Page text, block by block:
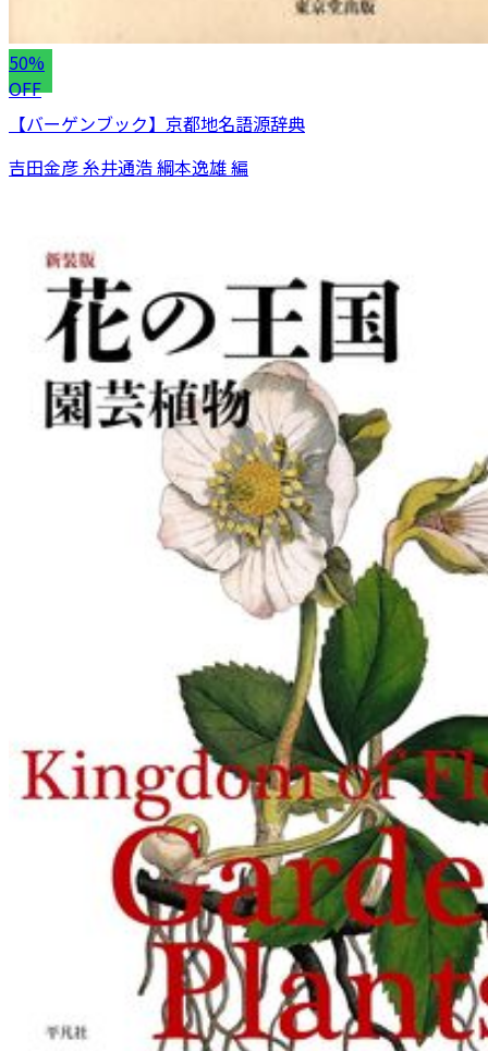
50%
OFF
【バーゲンブック】京都地名語源辞典
吉田金彦 糸井通浩 綱本逸雄 編